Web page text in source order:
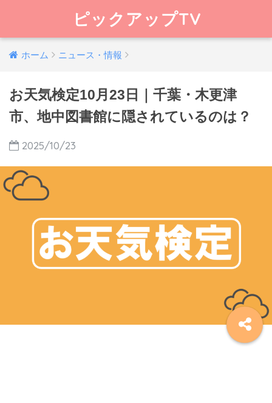
ピックアップTV
ホーム ニュース・情報
お天気検定10月23日｜千葉・木更津
市、地中図書館に隠されているのは？
2025/10/23